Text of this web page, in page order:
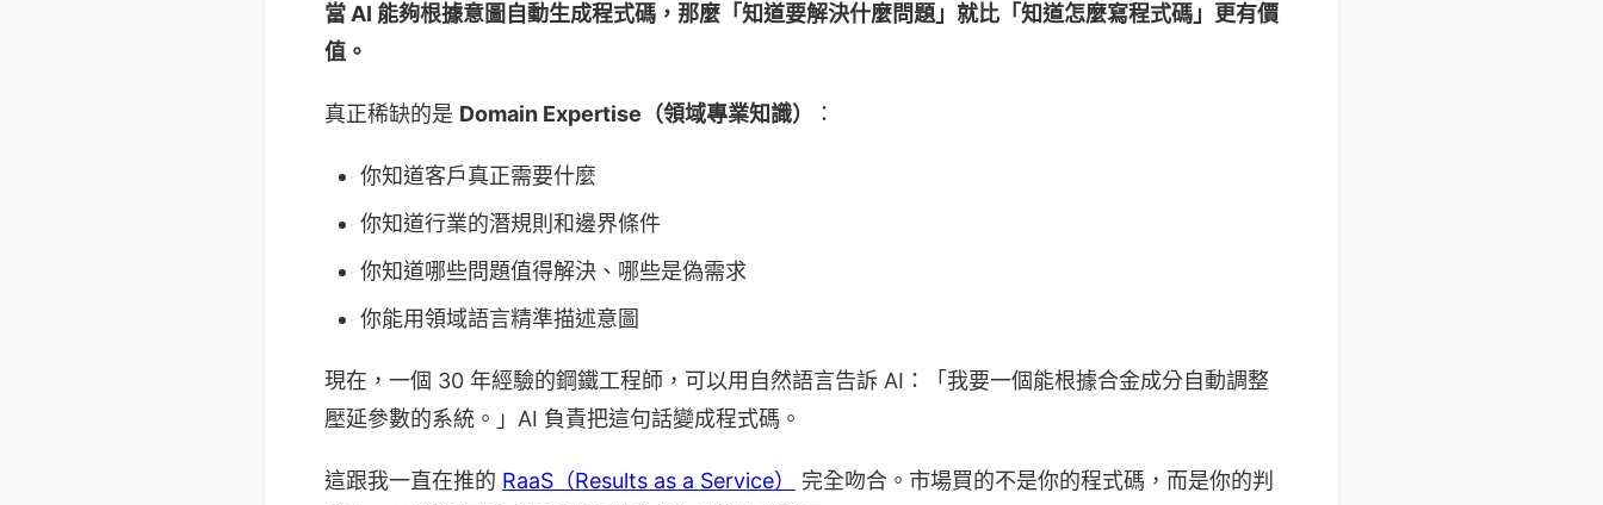
當 AI 能夠根據意圖自動生成程式碼，那麼「知道要解決什麼問題」就比「知道怎麼寫程式碼」更有價
值。
真正稀缺的是 Domain Expertise（領域專業知識） ：
你知道客戶真正需要什麼
你知道行業的潛規則和邊界條件
你知道哪些問題值得解決、哪些是偽需求
你能用領域語言精準描述意圖
現在，一個 30 年經驗的鋼鐵工程師，可以用自然語言告訴 AI：「我要一個能根據合金成分自動調整
壓延參數的系統。」AI 負責把這句話變成程式碼。
這跟我一直在推的 RaaS（Results as a Service）
完全吻合。市場買的不是你的程式碼，而是你的判